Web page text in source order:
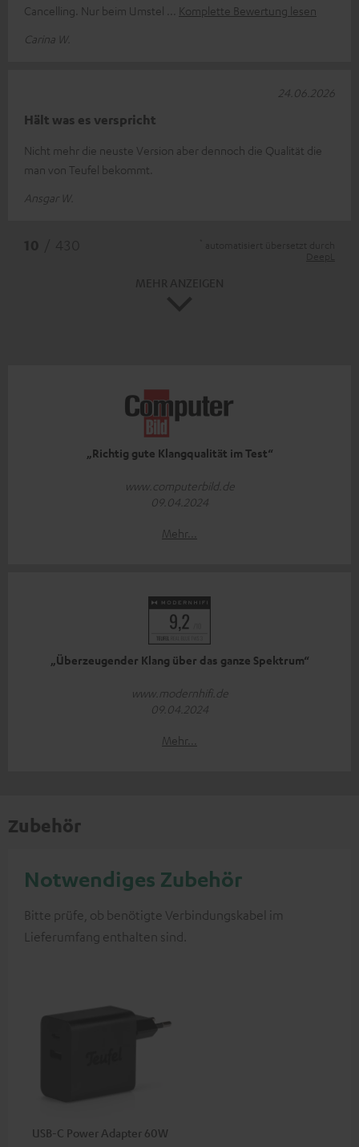
Cancelling. Nur beim Umstel
Komplette Bewertung lesen
Carina W.
Hält was es verspricht
Nicht mehr die neuste Version aber dennoch die Qualität die
man von Teufel bekommt.
Ansgar W.
24.06.2026
„Richtig gute Klangqualität im Test“
www.computerbild.de
09.04.2024
Mehr...
„Überzeugender Klang über das ganze Spektrum“
www.modernhifi.de
09.04.2024
Mehr...
Zubehör
Notwendiges Zubehör
Bitte prüfe, ob benötigte Verbindungskabel im
Lieferumfang enthalten sind.
USB-C Power Adapter 60W